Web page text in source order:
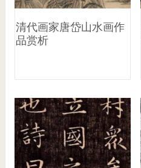
清代画家唐岱山水画作
品赏析